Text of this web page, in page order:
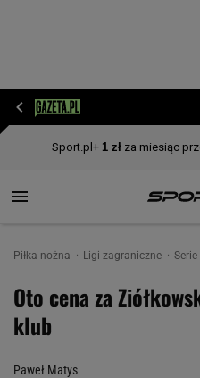
Piłka nożna Ligi zagraniczne Serie
Oto cena za
klub
Paweł Matys